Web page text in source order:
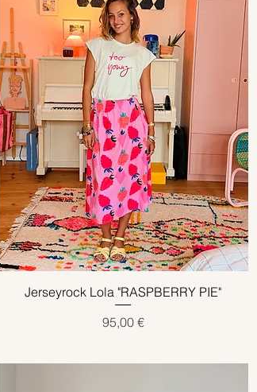
Schnellansicht
Jerseyrock Lola "RASPBERRY PIE"
Preis
95,00 €